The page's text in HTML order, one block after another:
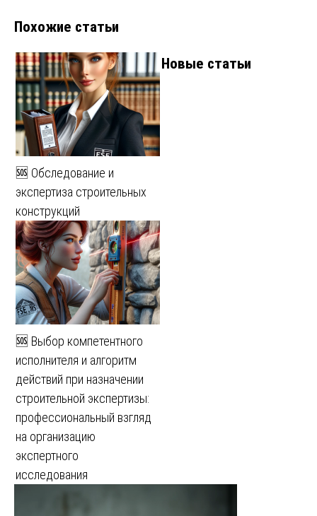
Похожие статьи
🆘 Обследование и
экспертиза строительных
конструкций
🆘 Выбор компетентного
исполнителя и алгоритм
действий при назначении
строительной экспертизы:
профессиональный взгляд
на организацию
экспертного
исследования
Новые статьи